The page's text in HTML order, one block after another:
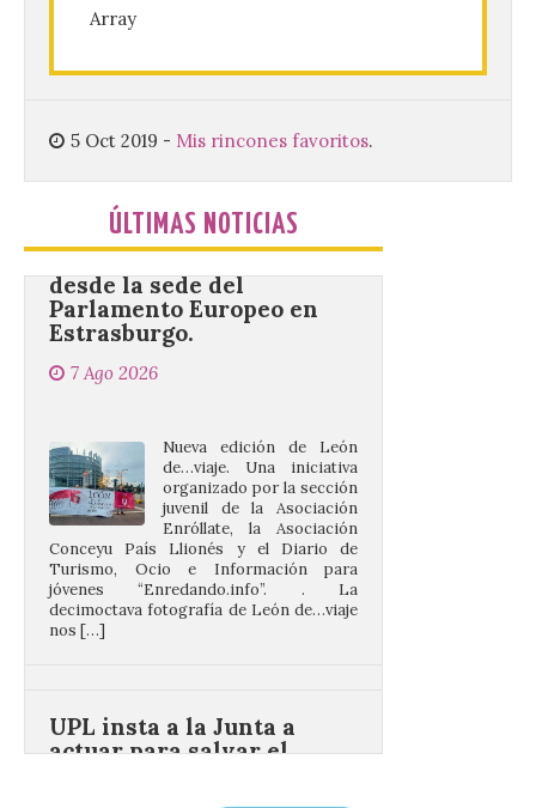
Array
5 Oct 2019 - Mis rincones favoritos.
ÚLTIMAS NOTICIAS
mejores dulces conventuales, tradición,
[…]
La decimoctava fotografía
de León de…viaje nos llega
desde la sede del
Parlamento Europeo en
Estrasburgo.
7 Ago 2026
juvenil de la Asociación
Enróllate, la Asociación
Conceyu País Llionés y el Diario de
Turismo, Ocio e Información para
jóvenes “Enredando.info”. . La
decimoctava fotografía de León de…viaje
nos […]
castillo del Asmesnal, un
BIC en estado de ruina